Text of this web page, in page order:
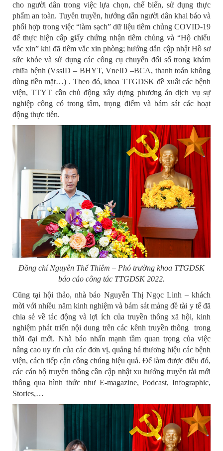
cho người dân trong việc lựa chọn, chế biến, sử dụng thực
phẩm an toàn. Tuyên truyền, hướng dẫn người dân khai báo và
phối hợp trong việc “làm sạch” dữ liệu tiêm chủng COVID-19
để thực hiện cấp giấy chứng nhận tiêm chủng và “Hộ chiếu
vắc xin” khi đã tiêm vắc xin phòng; hướng dẫn cập nhật Hồ sơ
sức khỏe và sử dụng các công cụ chuyển đổi số trong khám
chữa bệnh (VssID – BHYT, VneID –BCA, thanh toán không
dùng tiền mặt…) . Theo đó, khoa TTGDSK đề xuất các bệnh
viện, TTYT cần chủ động xây dựng phương án dịch vụ sự
nghiệp công có trong tâm, trọng điểm và bám sát các hoạt
động thực tiễn.
Đồng chí Nguyễn Thế Thiêm – Phó trường khoa TTGDSK
báo cáo công tác TTGDSK 2022.
Cũng tại hội thảo, nhà báo Nguyễn Thị Ngọc Linh – khách
mời với nhiều năm kinh nghiệm và bám sát mảng đề tài y tế đã
chia sẻ về tác động và lợi ích của truyền thông xã hội, kinh
nghiệm phát triển nội dung trên các kênh truyền thông trong
thời đại mới. Nhà báo nhấn mạnh tầm quan trọng của việc
nâng cao uy tín của các đơn vị, quảng bá thương hiệu các bệnh
viện, cách tiếp cận công chúng hiệu quả. Để làm được điều đó,
các cán bộ truyền thông cần cập nhật xu hướng truyền tải mới
thông qua hình thức như E-magazine, Podcast, Infographic,
Stories,…